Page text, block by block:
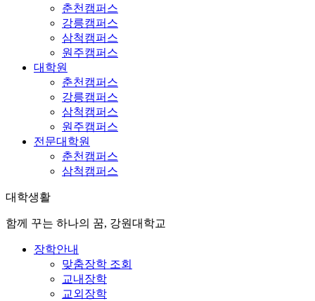
춘천캠퍼스
강릉캠퍼스
삼척캠퍼스
원주캠퍼스
대학원
춘천캠퍼스
강릉캠퍼스
삼척캠퍼스
원주캠퍼스
전문대학원
춘천캠퍼스
삼척캠퍼스
대학생활
함께 꾸는 하나의 꿈, 강원대학교
장학안내
맞춤장학 조회
교내장학
교외장학